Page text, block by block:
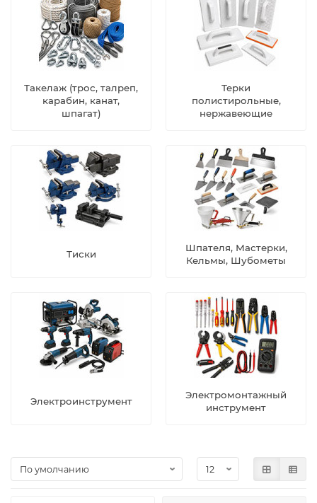
Такелаж (трос, талреп,
карабин, канат,
шпагат)
Терки
полистирольные,
нержавеющие
Тиски
Шпателя, Мастерки,
Кельмы, Шубометы
Электроинструмент
Электромонтажный
инструмент